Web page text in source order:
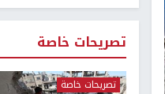
تصريحات خاصة
تصريحات خاصة